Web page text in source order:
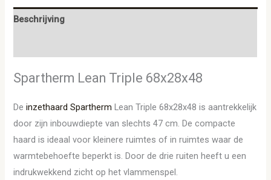
Beschrijving
Spartherm Lean Triple 68x28x48
Deinzethaard Spartherm Lean Triple 68x28x48 is aantrekkelijk
door zijn inbouwdiepte van slechts 47 cm. De compacte
haard is ideaal voor kleinere ruimtes of in ruimtes waar de
warmtebehoefte beperkt is. Door de drie ruiten heeft u een
indrukwekkend zicht op het vlammenspel.